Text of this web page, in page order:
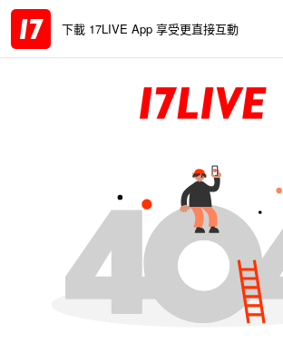
下載 17LIVE App 享受更直接互動